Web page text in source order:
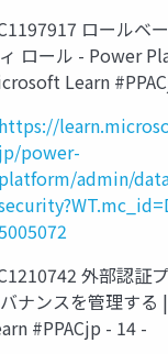
ロールベ
ロール - Power
Learn
https://
jp/power-
platform/admin/
外部認証
ナンスを管理す
#PPACjp - 14 -